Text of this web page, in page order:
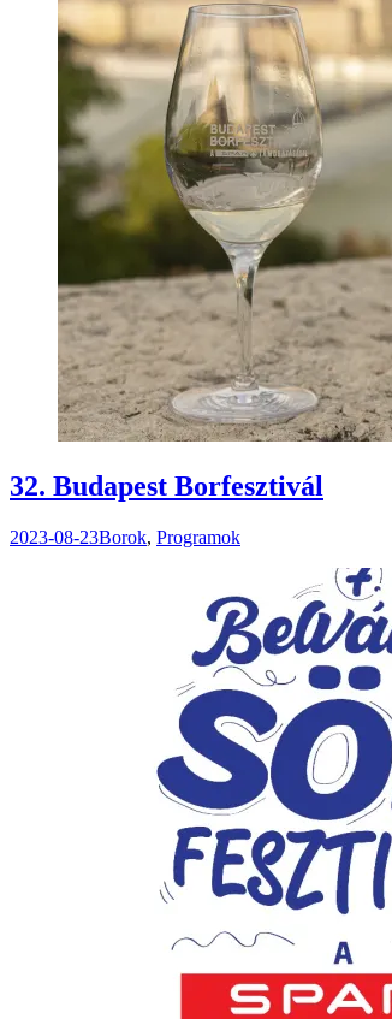
32. Budapest Borfesztivál
2023-08-23Borok, Programok